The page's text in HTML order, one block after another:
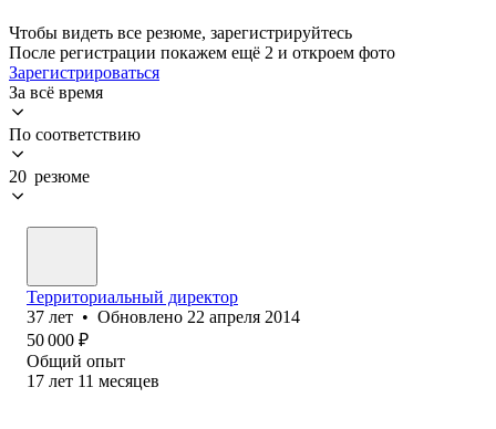
Чтобы видеть все резюме, зарегистрируйтесь
После регистрации покажем ещё 2 и откроем фото
Зарегистрироваться
За всё время
По соответствию
20 резюме
Территориальный директор
37 лет • Обновлено 22 апреля 2014
50 000 ₽
Общий опыт
17 лет 11 месяцев